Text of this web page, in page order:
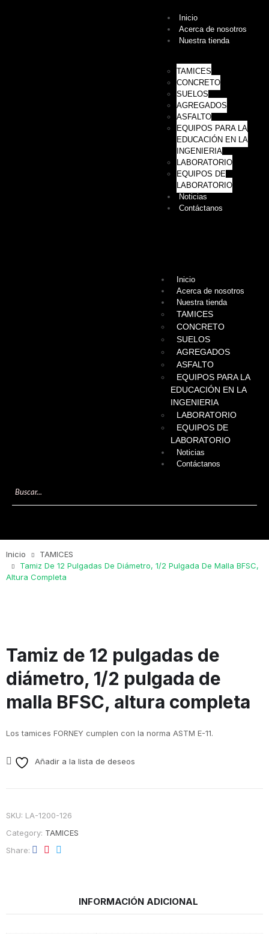
Inicio
Acerca de nosotros
Nuestra tienda
TAMICES
CONCRETO
SUELOS
AGREGADOS
ASFALTO
EQUIPOS PARA LA
EDUCACIÓN EN LA
INGENIERIA
LABORATORIO
EQUIPOS DE
LABORATORIO
Noticias
Contáctanos
Inicio
Acerca de nosotros
Nuestra tienda
TAMICES
CONCRETO
SUELOS
AGREGADOS
ASFALTO
EQUIPOS PARA LA
EDUCACIÓN EN LA
INGENIERIA
LABORATORIO
EQUIPOS DE
LABORATORIO
Noticias
Contáctanos
Inicio
TAMICES
Tamiz De 12 Pulgadas De Diámetro, 1/2 Pulgada De Malla BFSC,
Altura Completa
Tamiz de 12 pulgadas de
diámetro, 1/2 pulgada de
malla BFSC, altura completa
Los tamices FORNEY cumplen con la norma ASTM E-11.
Añadir a la lista de deseos
SKU: LA-1200-126
Category: TAMICES
Share
INFORMACIÓN ADICIONAL